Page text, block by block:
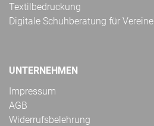
Textilbedruckung
Digitale Schuhberatung für Vereine
UNTERNEHMEN
Impressum
AGB
Widerrufsbelehrung